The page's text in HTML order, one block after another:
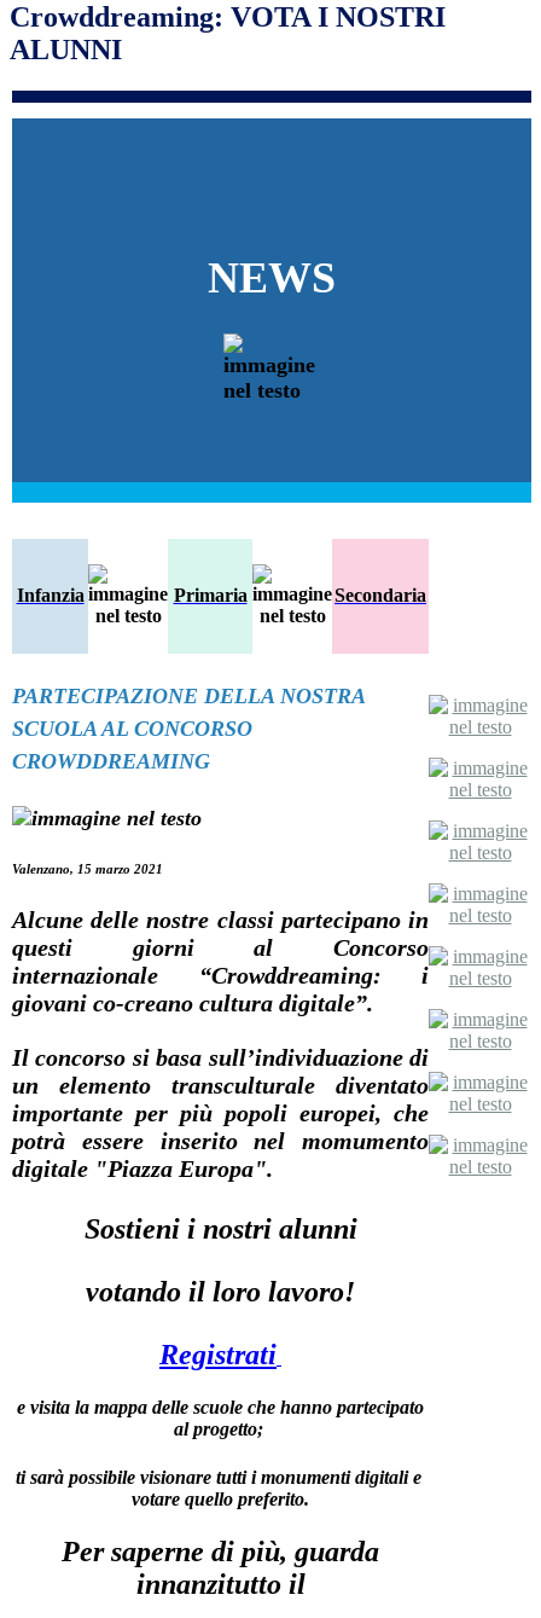
Crowddreaming: VOTA I NOSTRI
ALUNNI
NEWS
Infanzia Primaria Secondaria
PARTECIPAZIONE DELLA NOSTRA
SCUOLA AL CONCORSO
CROWDDREAMING
Valenzano, 15 marzo 2021
Alcune delle nostre classi partecipano in
questi giorni al Concorso
internazionale “Crowddreaming: i
giovani co-creano cultura digitale”.
Il concorso si basa sull’individuazione di
un elemento transculturale diventato
importante per più popoli europei, che
potrà essere inserito nel momumento
digitale "Piazza Europa".
Sostieni i nostri alunni
votando il loro lavoro!
Registrati
e visita la mappa delle scuole che hanno partecipato
al progetto;
ti sarà possibile visionare tutti i monumenti digitali e
votare quello preferito.
Per saperne di più, guarda
innanzitutto il